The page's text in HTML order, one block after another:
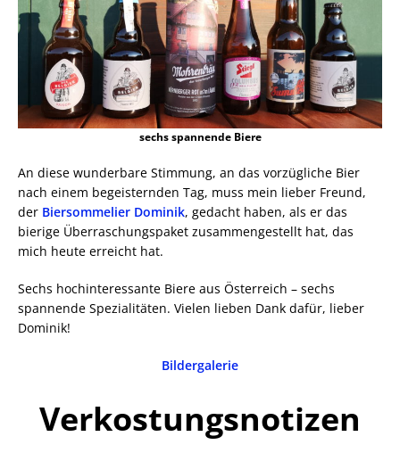
sechs spannende Biere
An diese wunderbare Stimmung, an das vorzügliche Bier
nach einem begeisternden Tag, muss mein lieber Freund,
der Biersommelier Dominik, gedacht haben, als er das
bierige Überraschungspaket zusammengestellt hat, das
mich heute erreicht hat.
Sechs hochinteressante Biere aus Österreich – sechs
spannende Spezialitäten. Vielen lieben Dank dafür, lieber
Dominik!
Bildergalerie
Verkostungsnotizen